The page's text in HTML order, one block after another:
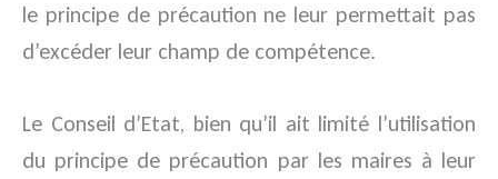
le principe de précaution ne leur permettait pas
d’excéder leur champ de compétence.
Le Conseil d’Etat, bien qu’il ait limité l’utilisation
du principe de précaution par les maires à leur